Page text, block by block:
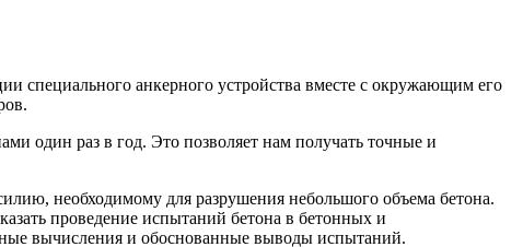
специального анкерного устройства вместе с окружающим его
один раз в год. Это позволяет нам получать точные и
необходимому для разрушения небольшого объема бетона.
проведение испытаний бетона в бетонных и
вычисления и обоснованные выводы испытаний.